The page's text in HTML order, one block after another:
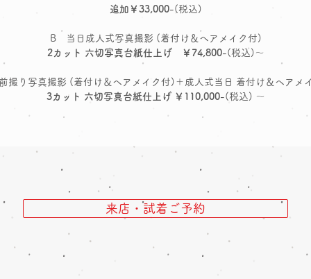
追加￥33,000-(税込)
B 当日成人式写真撮影 (着付け＆ヘアメイク付)
2カット 六切写真台紙仕上げ ￥74,800-(税込)～
撮り写真撮影 (着付け＆ヘアメイク付)＋成人式当日 着付け＆ヘアメ
3カット 六切写真台紙仕上げ ￥110,000-(税込) ～
来店・試着ご予約